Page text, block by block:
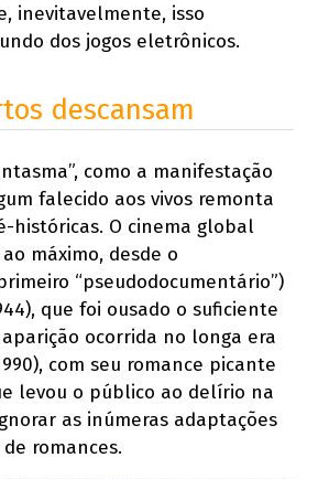
inevitavelmente, isso
dos jogos eletrônicos.
descansam
como a manifestação
falecido aos vivos remonta
históricas. O cinema global
máximo, desde o
“pseudodocumentário”)
que foi ousado o suficiente
ocorrida no longa era
com seu romance picante
levou o público ao delírio na
as inúmeras adaptações
romances.